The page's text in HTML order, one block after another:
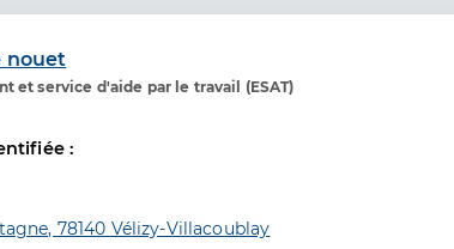
nouet
et service d'aide par le travail (ESAT)
de soins
:
78140 Vélizy-Villacoublay